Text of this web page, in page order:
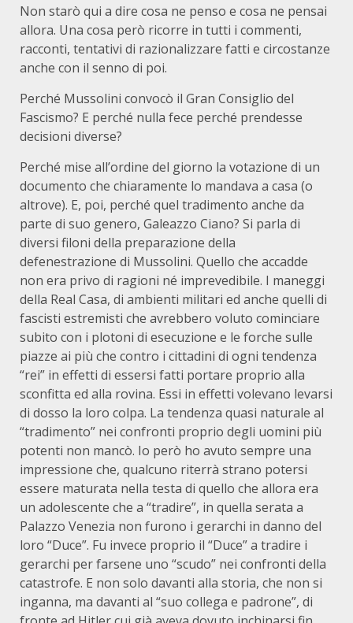
Non starò qui a dire cosa ne penso e cosa ne pensai
allora. Una cosa però ricorre in tutti i commenti,
racconti, tentativi di razionalizzare fatti e circostanze
anche con il senno di poi.
Perché Mussolini convocò il Gran Consiglio del
Fascismo? E perché nulla fece perché prendesse
decisioni diverse?
Perché mise all’ordine del giorno la votazione di un
documento che chiaramente lo mandava a casa (o
altrove). E, poi, perché quel tradimento anche da
parte di suo genero, Galeazzo Ciano? Si parla di
diversi filoni della preparazione della
defenestrazione di Mussolini. Quello che accadde
non era privo di ragioni né imprevedibile. I maneggi
della Real Casa, di ambienti militari ed anche quelli di
fascisti estremisti che avrebbero voluto cominciare
subito con i plotoni di esecuzione e le forche sulle
piazze ai più che contro i cittadini di ogni tendenza
“rei” in effetti di essersi fatti portare proprio alla
sconfitta ed alla rovina. Essi in effetti volevano levarsi
di dosso la loro colpa. La tendenza quasi naturale al
“tradimento” nei confronti proprio degli uomini più
potenti non mancò. Io però ho avuto sempre una
impressione che, qualcuno riterrà strano potersi
essere maturata nella testa di quello che allora era
un adolescente che a “tradire”, in quella serata a
Palazzo Venezia non furono i gerarchi in danno del
loro “Duce”. Fu invece proprio il “Duce” a tradire i
gerarchi per farsene uno “scudo” nei confronti della
catastrofe. E non solo davanti alla storia, che non si
inganna, ma davanti al “suo collega e padrone”, di